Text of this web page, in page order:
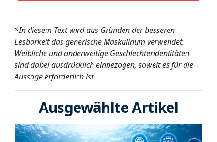
*In diesem Text wird aus Gründen der besseren
Lesbarkeit das generische Maskulinum verwendet.
Weibliche und anderweitige Geschlechteridentitäten
sind dabei ausdrücklich einbezogen, soweit es für die
Aussage erforderlich ist.
Ausgewählte Artikel